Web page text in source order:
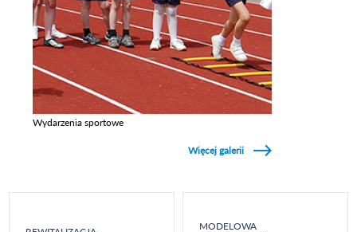
Wydarzenia sportowe
Więcej galerii
MODELOWA